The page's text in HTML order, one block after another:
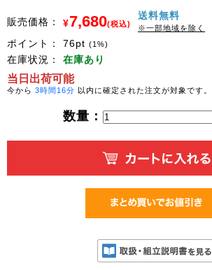
販売価格： ¥7,680(税込)
送料無料
※一部地域を除く
ポイント： 76pt (1%)
在庫状況： 在庫あり
当日出荷可能
今から 3時間16分 以内に確定された注文が対象です。
数量：